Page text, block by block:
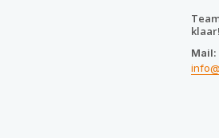
klaar!
Mail: